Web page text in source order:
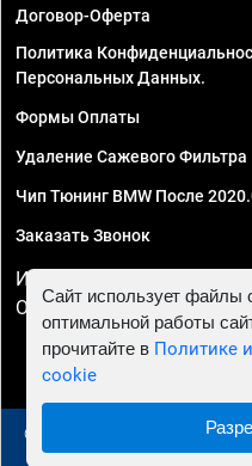
Договор-Оферта
Политика
Персональных Данных.
Формы Оплаты
Удаление Сажевого Фильтра
Чип Тюнинг BMW После
Заказать Звонок
ИП Смирнов Георгий
ОГРНИП
© 2010 - 2026 Чип
Сайт использует файлы
оптимальной работы
прочитайте в Политике
cookie